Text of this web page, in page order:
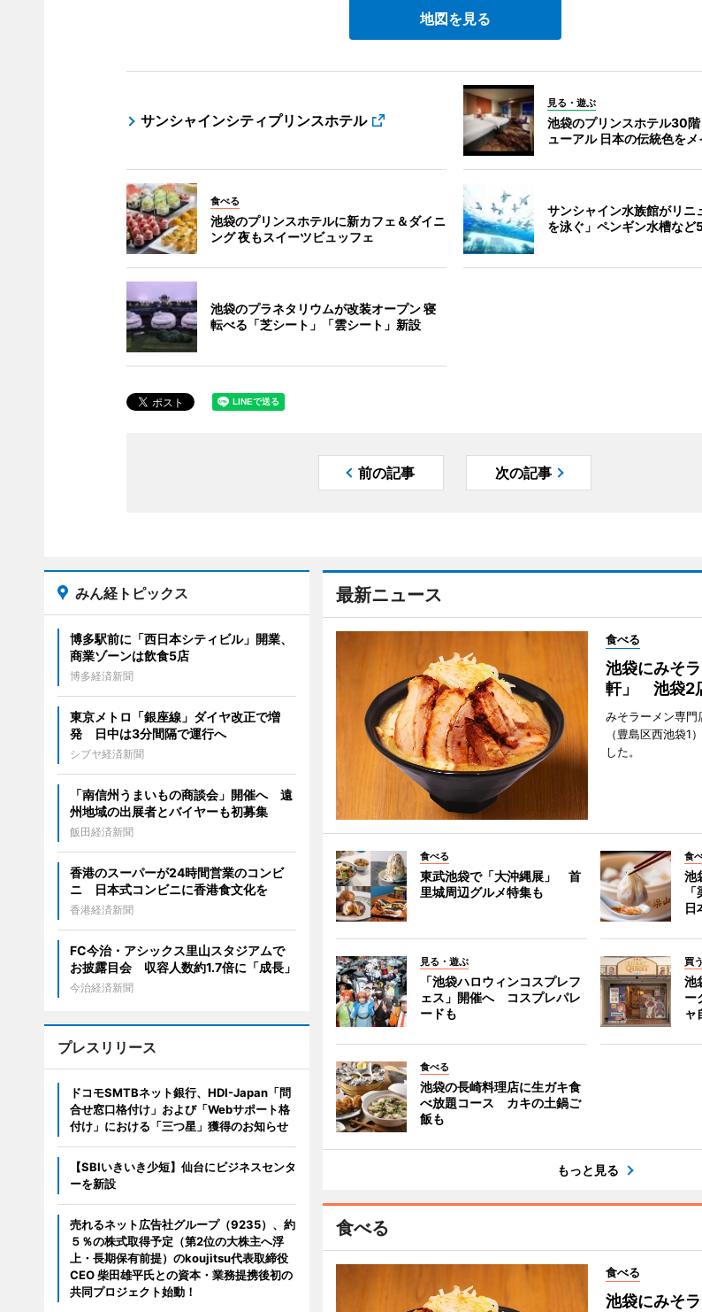
地図を見る
サンシャインシティプリンスホテル
見る・遊ぶ
池袋のプリンスホテル30
ューアル 日本の伝統色を
食べる
池袋のプリンスホテルに新カフェ＆ダイニ
ング 夜もスイーツビュッフェ
サンシャイン水族館がリニ
を泳ぐ」ペンギン水槽など
池袋のプラネタリウムが改装オープン 寝
転べる「芝シート」「雲シート」新設
前の記事 次の記事
最新ニュース
食べる
池袋にみそ
軒」 池袋2
みそラーメン専門
（豊島区西池袋1
した。
食べる
東武池袋で「大沖縄展」 首
里城周辺グルメ特集も
食
池
日
見る・遊ぶ
「池袋ハロウィンコスプレフ
ェス」開催へ コスプレパレ
ードも
買う
池
ー
ャ
食べる
池袋の長崎料理店に生ガキ食
べ放題コース カキの土鍋ご
飯も
もっと見る
食べる
食べる
池袋にみそ
みん経トピックス
博多駅前に「西日本シティビル」開業、
商業ゾーンは飲食5店
博多経済新聞
東京メトロ「銀座線」ダイヤ改正で増
発 日中は3分間隔で運行へ
シブヤ経済新聞
「南信州うまいもの商談会」開催へ 遠
州地域の出展者とバイヤーも初募集
飯田経済新聞
香港のスーパーが24時間営業のコンビ
ニ 日本式コンビニに香港食文化を
香港経済新聞
FC今治・アシックス里山スタジアムで
お披露目会 収容人数約1.7倍に「成長」
今治経済新聞
プレスリリース
ドコモSMTBネット銀行、HDI-Japan「問
合せ窓口格付け」および「Webサポート格
付け」における「三つ星」獲得のお知らせ
【SBIいきいき少短】仙台にビジネスセンタ
ーを新設
売れるネット広告社グループ（9235）、約
５％の株式取得予定（第2位の大株主へ浮
上・長期保有前提）のkoujitsu代表取締役
CEO 柴田雄平氏との資本・業務提携後初の
共同プロジェクト始動！